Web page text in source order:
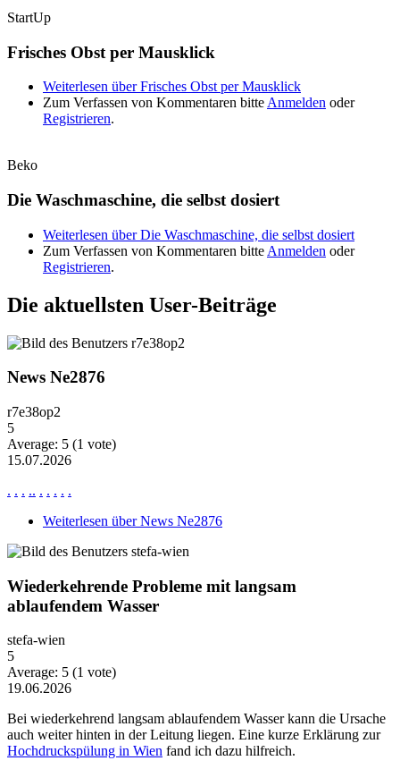
StartUp
Frisches Obst per Mausklick
Weiterlesen über Frisches Obst per Mausklick
Zum Verfassen von Kommentaren bitte Anmelden oder
Registrieren.
Beko
Die Waschmaschine, die selbst dosiert
Weiterlesen über Die Waschmaschine, die selbst dosiert
Zum Verfassen von Kommentaren bitte Anmelden oder
Registrieren.
Die aktuellsten User-Beiträge
News Ne2876
r7e38op2
5
Average: 5 (1 vote)
15.07.2026
. . . .. . . . . .
Weiterlesen über News Ne2876
Wiederkehrende Probleme mit langsam
ablaufendem Wasser
stefa-wien
5
Average: 5 (1 vote)
19.06.2026
Bei wiederkehrend langsam ablaufendem Wasser kann die Ursache
auch weiter hinten in der Leitung liegen. Eine kurze Erklärung zur
Hochdruckspülung in Wien fand ich dazu hilfreich.